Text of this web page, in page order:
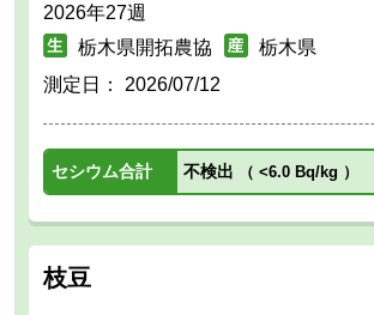
2026年27週
栃木県開拓農協
栃木県
測定日： 2026/07/12
セシウム合計 不検出 （ <6.0 Bq/kg ）
枝豆